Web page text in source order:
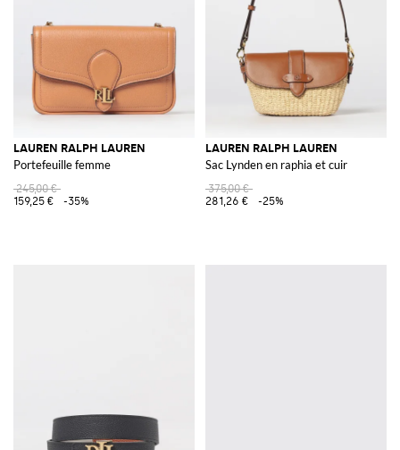
LAUREN RALPH LAUREN
Portefeuille femme
245,00 €
159,25 €
-35%
LAUREN RALPH LAUREN
Sac Lynden en raphia et cuir
375,00 €
281,26 €
-25%